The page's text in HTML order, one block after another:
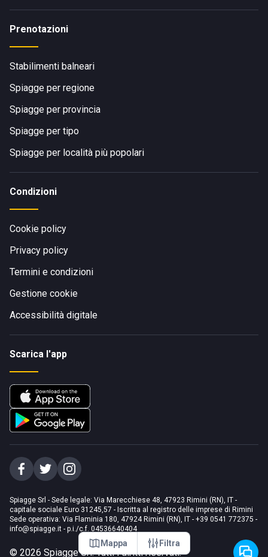
Mappa Filtra
Prenotazioni
Stabilimenti balneari
Spiagge per regione
Spiagge per provincia
Spiagge per tipo
Spiagge per località più popolari
Condizioni
Cookie policy
Privacy policy
Termini e condizioni
Gestione cookie
Accessibilità digitale
Scarica l'app
Spiagge Srl - Sede legale: Via Marecchiese 48, 47923 Rimini (RN), IT -
capitale sociale Euro 31245,57 - Iscritta al registro delle imprese di Rimini
Sede operativa: Via Flaminia 180, 47924 Rimini (RN), IT - +39 0541 772375 -
info@spiagge.it - p.i./c.f. 04536640404
© 2026 Spiagge Srl. Tutti i diritti riservati.